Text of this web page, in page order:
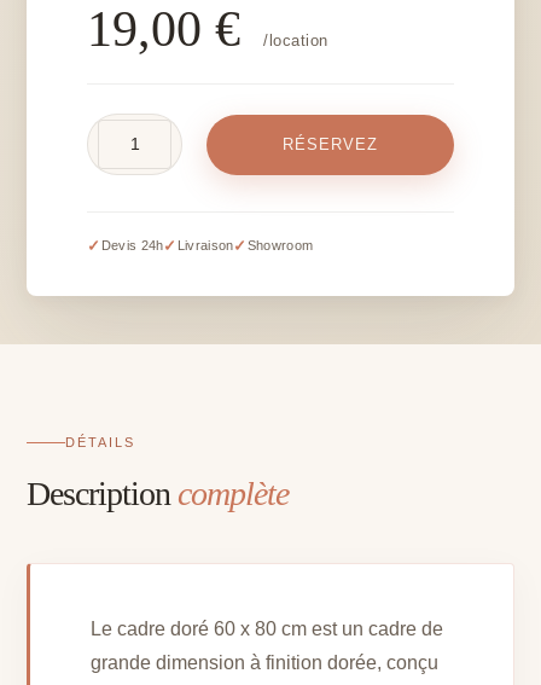
19,00€ /location
60
80
RÉSERVEZ
✓ Devis 24h✓ Livraison✓ Showroom
DÉTAILS
Descriptioncomplète
Le cadre doré 60 x 80 cm est un cadre de
grande dimension à finition dorée, conçu